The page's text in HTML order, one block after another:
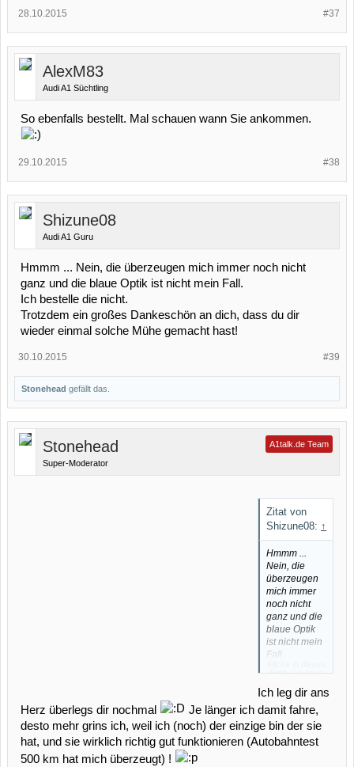
#37
28.10.2015
AlexM83
Audi A1 Süchtling
So ebenfalls bestellt. Mal schauen wann Sie ankommen.
#38
29.10.2015
Shizune08
Audi A1 Guru
Hmmm ... Nein, die überzeugen mich immer noch nicht
ganz und die blaue Optik ist nicht mein Fall.
Ich bestelle die nicht.
Trotzdem ein großes Dankeschön an dich, dass du dir
wieder einmal solche Mühe gemacht hast!
#39
30.10.2015
Stonehead gefällt das.
Stonehead
Super-Moderator
A1talk.de Team
Zitat von
Shizune08: ↑
Hmmm ...
Nein, die
überzeugen
mich immer
noch nicht
ganz und die
blaue Optik
ist nicht mein
Fall.
Trotzdem ein
großes
Dankeschön
an dich, dass
du dir wieder
Feld, um es in
Größe
anzuzeigen.
Ich leg dir ans
Herz überlegs dir nochmal
Je länger ich damit fahre,
desto mehr grins ich, weil ich (noch) der einzige bin der sie
hat, und sie wirklich richtig gut funktionieren (Autobahntest
500 km hat mich überzeugt) !